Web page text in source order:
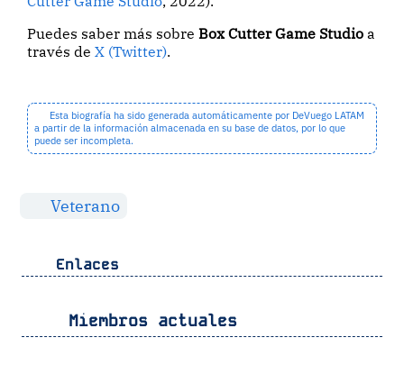
Puedes saber más sobreBox Cutter Game Studio a
través deX (Twitter).
Esta biografía ha sido generada automáticamente por DeVuego LATAM
a partir de la información almacenada en su base de datos, por lo que
puede ser incompleta.
Veterano
Enlaces
Miembros actuales